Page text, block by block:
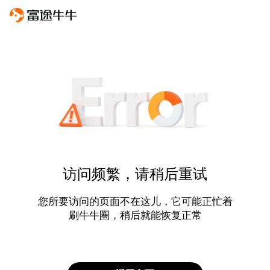
访问频繁，请稍后重试
您所要访问的页面不在这儿，它可能正忙着
刷牛牛圈，稍后就能恢复正常